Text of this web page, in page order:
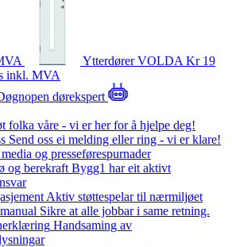
YtterdørerVOLDA Kr 19
inkl. MVA
dørekspert
folka våre - vi er her for å hjelpe deg!
Send oss ei melding eller ring - vi er klare!
og presseførespurnader
og berekraft Bygg1 har eit aktivt
Aktiv støttespelar til nærmiljøet
Sikre at alle jobbar i same retning.
Handsaming av